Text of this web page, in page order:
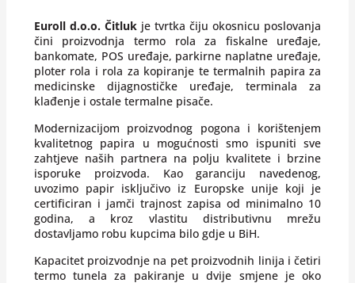
Euroll d.o.o. Čitlukje tvrtka čiju okosnicu poslovanja
čini proizvodnja termo rola za fiskalne uređaje,
bankomate, POS uređaje, parkirne naplatne uređaje,
ploter rola i rola za kopiranje te termalnih papira za
medicinske dijagnostičke uređaje, terminala za
klađenje i ostale termalne pisače.
Modernizacijom proizvodnog pogona i korištenjem
kvalitetnog papira u mogućnosti smo ispuniti sve
zahtjeve naših partnera na polju kvalitete i brzine
isporuke proizvoda. Kao garanciju navedenog,
uvozimo papir isključivo iz Europske unije koji je
certificiran i jamči trajnost zapisa od minimalno 10
godina, a kroz vlastitu distributivnu mrežu
dostavljamo robu kupcima bilo gdje u BiH.
Kapacitet proizvodnje na pet proizvodnih linija i četiri
termo tunela za pakiranje u dvije smjene je oko